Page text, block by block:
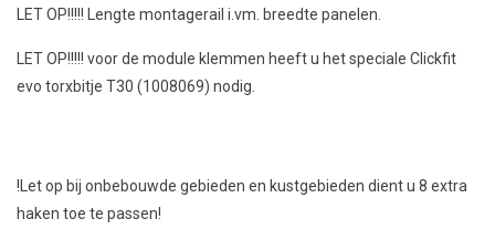
LET OP!!!!! Lengte montagerail i.vm. breedte panelen.
LET OP!!!!! voor de module klemmen heeft u het speciale Clickfit
evo torxbitje T30 (1008069) nodig.
!Let op bij onbebouwde gebieden en kustgebieden dient u 8 extra
haken toe te passen!